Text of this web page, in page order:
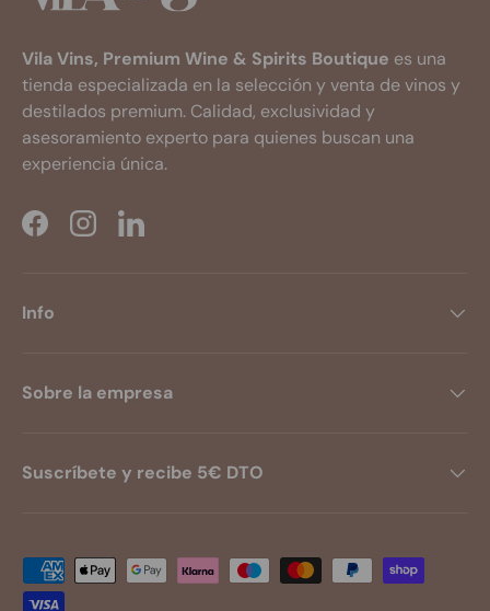
Vila Vins, Premium Wine & Spirits Boutique es una
tienda especializada en la selección y venta de vinos y
destilados premium. Calidad, exclusividad y
asesoramiento experto para quienes buscan una
experiencia única.
FacebookInstagramLinkedIn
Info
Sobre la empresa
Suscríbete y recibe 5€ DTO
Formas de pago aceptadas